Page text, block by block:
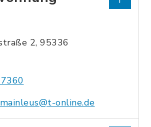
2, 95336
online.de